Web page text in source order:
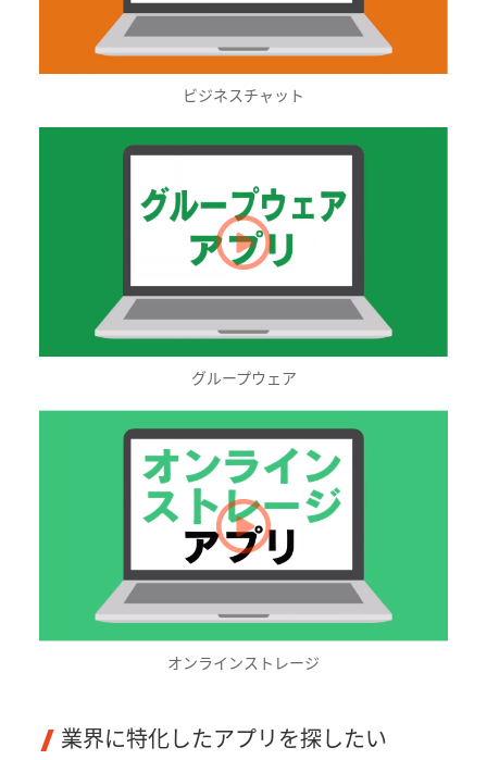
ビジネスチャット
グループウェア
オンラインストレージ
業界に特化したアプリを探したい